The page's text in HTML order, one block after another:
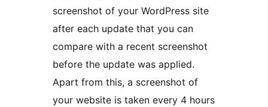
screenshot of your WordPress site
after each update that you can
compare with a recent screenshot
before the update was applied.
Apart from this, a screenshot of
your website is taken every 4 hours